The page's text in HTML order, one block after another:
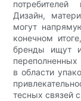
Дизайн,
могут
конечном
бренды ищут
в области
тесных связей